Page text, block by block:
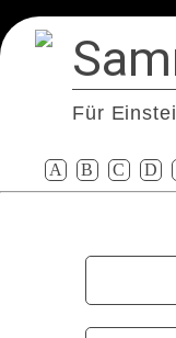
Für
A B C D